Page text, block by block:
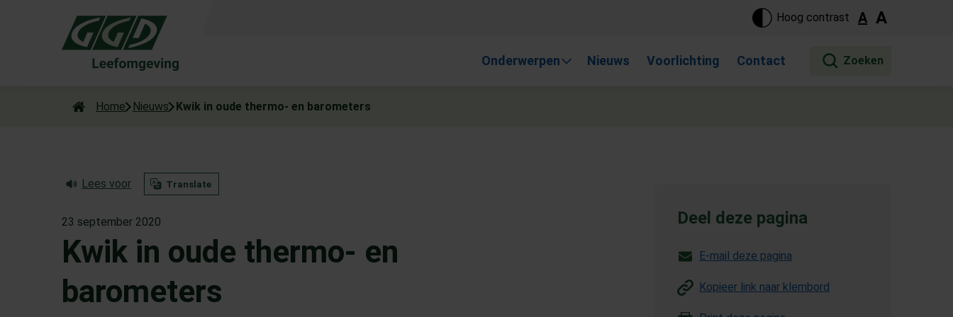
Hoog contrast A A
Onderwerpen Nieuws Voorlichting Contact
Als de resultaten voor automatisch aanvullen beschikbaar zijn, gebruik de pijlen om omhoog en omlaag te gaan naar de gewenste pagina. Touch-apparaat gebruikers, bewegen door aanraking
Home Nieuws Kwik in oude thermo- en barometers
Lees voor Translate
23 september 2020
Kwik in oude thermo- en
barometers
Deel deze pagina
E-mail deze pagina
Kopieer link naar klembord